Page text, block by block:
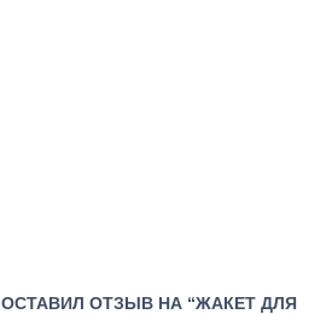
ОТЗЫВ НА “ЖАКЕТ ДЛЯ